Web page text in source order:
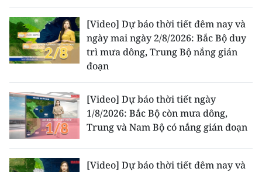
[Video] Dự báo thời tiết đêm nay và
ngày mai ngày 2/8/2026: Bắc Bộ duy
trì mưa dông, Trung Bộ nắng gián
đoạn
[Video] Dự báo thời tiết ngày
1/8/2026: Bắc Bộ còn mưa dông,
Trung và Nam Bộ có nắng gián đoạn
[Video] Dự báo thời tiết đêm nay và